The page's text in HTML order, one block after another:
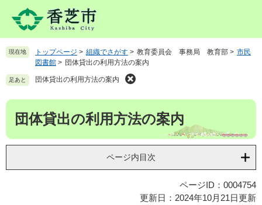
先
。
を
て
へ
現在地 トップページ > 組織でさがす > 教育委員会 事務局 教育部 > 市民
図書館 > 団体貸出の利用方法の案内
足あと 団体貸出の利用方法の案内
本
団体貸出の利用方法の案内
ページ内目次
ページID：0004754
更新日：2024年10月21日更新